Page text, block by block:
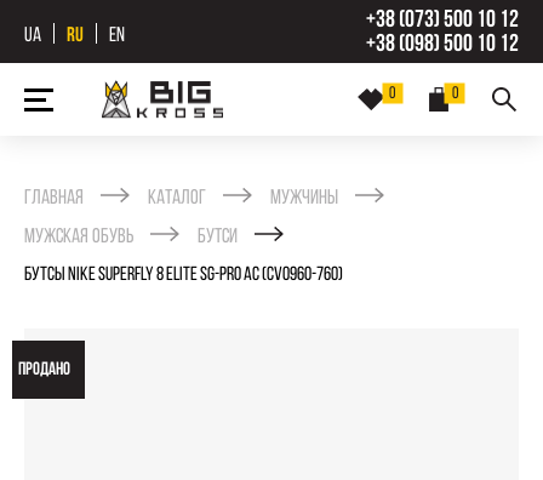
UA RU EN
+38 (073) 500 10 12
+38 (098) 500 10 12
0
0
Главная Каталог
Мужчины
Мужская обувь
Бутси
БУТСЫ NIKE SUPERFLY 8 ELITE SG-PRO AC (CV0960-760)
ПРОДАНО